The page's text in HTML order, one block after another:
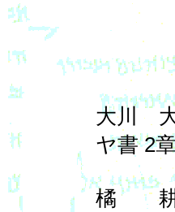
大川
ヤ書 2
橘 耕